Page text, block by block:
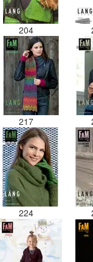
204
217
224